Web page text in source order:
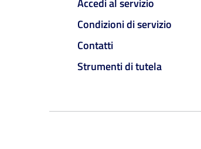
Accedi al servizio
Condizioni di servizio
Contatti
Strumenti di tutela